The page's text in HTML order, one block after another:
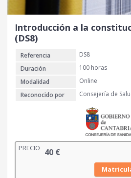
e
r
.
:
3
€
Introducción a la
(DS8)
Referencia
DS8
Duración
100 horas
Modalidad
Online
Reconocido por
Consejería de
PRECIO 40 €